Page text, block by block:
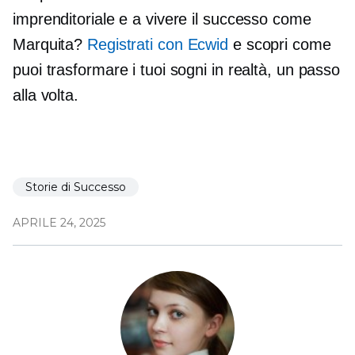
imprenditoriale e a vivere il successo come
Marquita? Registrati con Ecwid e scopri come
puoi trasformare i tuoi sogni in realtà, un passo
alla volta.
Storie di Successo
APRILE 24, 2025